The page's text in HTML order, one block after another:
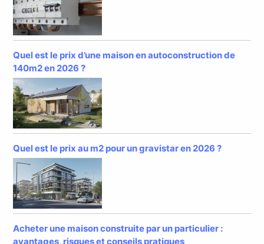
Quel est le prix d’une maison en autoconstruction de
140m2 en 2026 ?
Quel est le prix au m2 pour un gravistar en 2026 ?
Acheter une maison construite par un particulier :
avantages, risques et conseils pratiques